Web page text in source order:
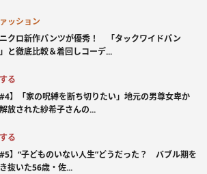
ッション
クロ新作パンツが優秀！ 「タックワイドパン
と徹底比較＆着回しコーデ...
る
#4】「家の呪縛を断ち切りたい」地元の男尊女卑か
放された紗希子さんの...
る
#5】“子どものいない人生”どうだった？ バブル期を
抜いた56歳・佐...